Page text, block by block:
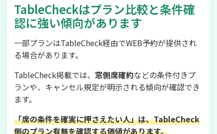
TableCheckはプラン比較と条件確
認に強い傾向があります
一部プランはTableCheck経由でWEB予約が提供され
る場合があります。
TableCheck掲載では、 窓側席確約などの条件付きプ
ランや、キャンセル規定が明示される傾向が確認でき
ます。
「席の条件を確実に押さえたい人」は、TableCheck
側のプラン有無を確認する価値があります。